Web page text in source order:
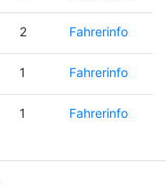
2 Fahrerinfo
1 Fahrerinfo
1 Fahrerinfo